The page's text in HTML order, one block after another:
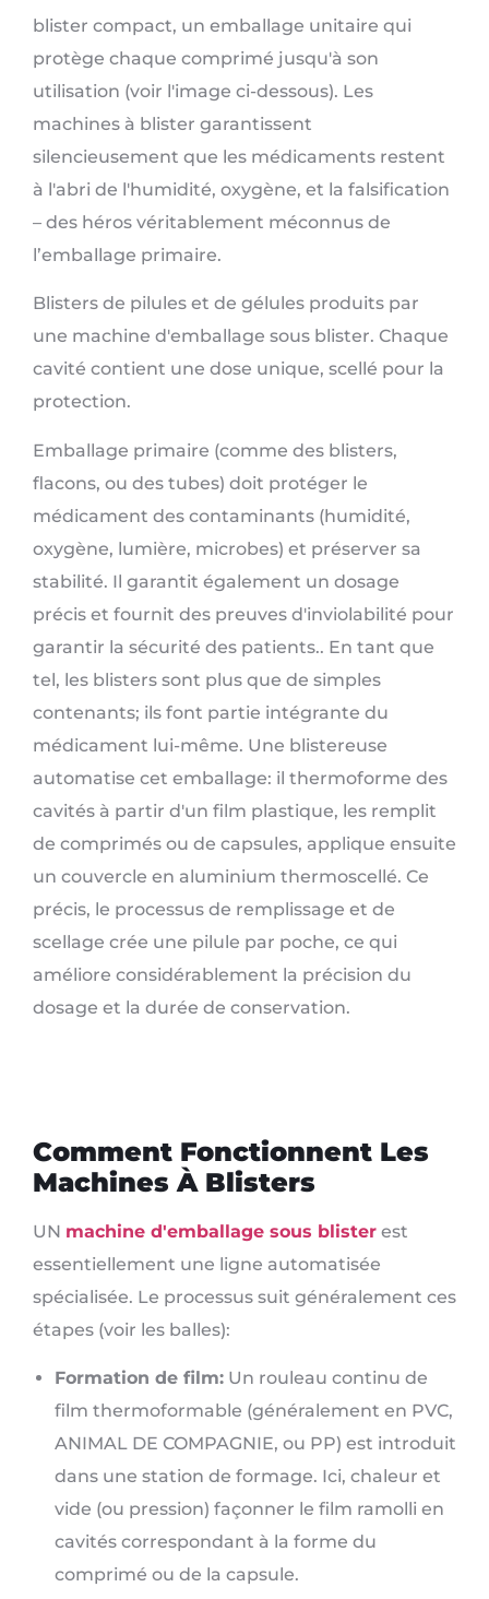
blister compact, un emballage unitaire qui
protège chaque comprimé jusqu'à son
utilisation (voir l'image ci-dessous). Les
machines à blister garantissent
silencieusement que les médicaments restent
à l'abri de l'humidité, oxygène, et la falsification
– des héros véritablement méconnus de
l’emballage primaire.
Blisters de pilules et de gélules produits par
une machine d'emballage sous blister. Chaque
cavité contient une dose unique, scellé pour la
protection.
Emballage primaire (comme des blisters,
flacons, ou des tubes) doit protéger le
médicament des contaminants (humidité,
oxygène, lumière, microbes) et préserver sa
stabilité. Il garantit également un dosage
précis et fournit des preuves d'inviolabilité pour
garantir la sécurité des patients.. En tant que
tel, les blisters sont plus que de simples
contenants; ils font partie intégrante du
médicament lui-même. Une blistereuse
automatise cet emballage: il thermoforme des
cavités à partir d'un film plastique, les remplit
de comprimés ou de capsules, applique ensuite
un couvercle en aluminium thermoscellé. Ce
précis, le processus de remplissage et de
scellage crée une pilule par poche, ce qui
améliore considérablement la précision du
dosage et la durée de conservation.
Comment Fonctionnent Les
Machines À Blisters
UN machine d'emballage sous blister est
essentiellement une ligne automatisée
spécialisée. Le processus suit généralement ces
étapes (voir les balles):
Formation de film: Un rouleau continu de
film thermoformable (généralement en PVC,
ANIMAL DE COMPAGNIE, ou PP) est introduit
dans une station de formage. Ici, chaleur et
vide (ou pression) façonner le film ramolli en
cavités correspondant à la forme du
comprimé ou de la capsule.